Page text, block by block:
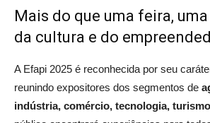
Mais do que uma feira,
da cultura e do
A Efapi 2025 é reconhecida por seu
reunindo expositores dos segmentos de
indústria, comércio, tecnologia,